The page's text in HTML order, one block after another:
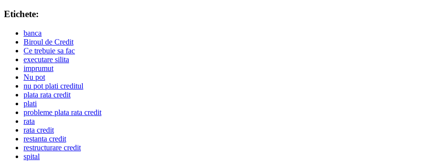
Etichete:
banca
Biroul de Credit
Ce trebuie sa fac
executare silita
imprumut
Nu pot
nu pot plati creditul
plata rata credit
plati
probleme plata rata credit
rata
rata credit
restanta credit
restructurare credit
spital